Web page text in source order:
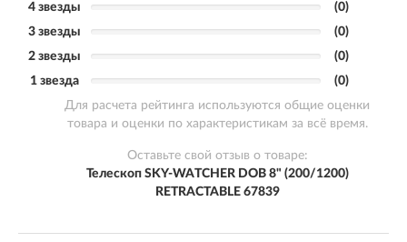
4 звезды
(0)
3 звезды
(0)
2 звезды
(0)
1 звезда
(0)
Для расчета рейтинга используются общие оценки
товара и оценки по характеристикам за всё время.
Оставьте свой отзыв о товаре:
Телескоп SKY-WATCHER DOB 8" (200/1200)
RETRACTABLE 67839